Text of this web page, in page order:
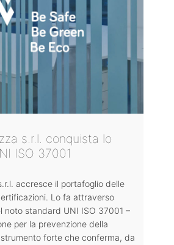
s.r.l. conquista lo
ISO 37001
accresce il portafoglio delle
Lo fa attraverso
noto standard UNI ISO 37001 –
per la prevenzione della
forte che conferma, da